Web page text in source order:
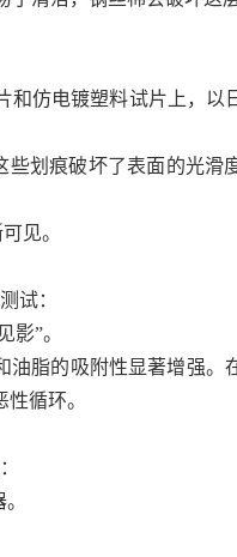
和仿电镀塑料试片上，以
些划痕破坏了表面的光滑
见。
试：
”。
脂的吸附性显著增强。
循环。